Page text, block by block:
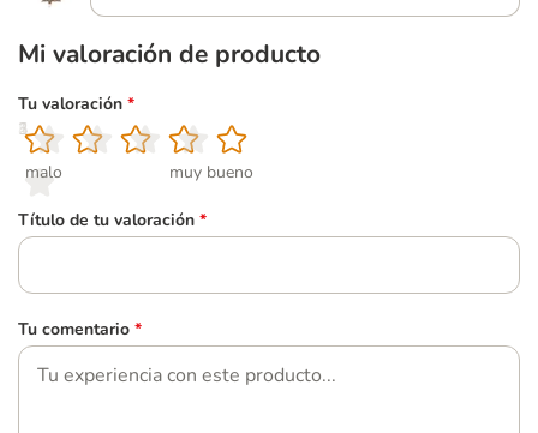
Mi valoración de producto
Tu valoración *
1
malo
2
3
4
5
muy bueno
Título de tu valoración *
Tu comentario *